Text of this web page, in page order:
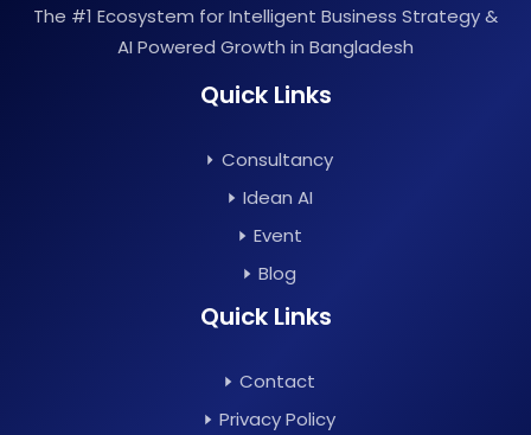
The #1 Ecosystem for Intelligent Business Strategy &
AI Powered Growth in Bangladesh
Quick Links
Consultancy
Idean AI
Event
Blog
Quick Links
Contact
Privacy Policy